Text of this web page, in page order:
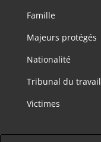
Famille
Majeurs protégés
Nationalité
Tribunal du travail
Victimes